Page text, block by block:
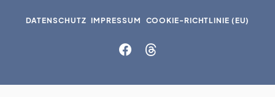
DATENSCHUTZ IMPRESSUM COOKIE-RICHTLINIE (EU)